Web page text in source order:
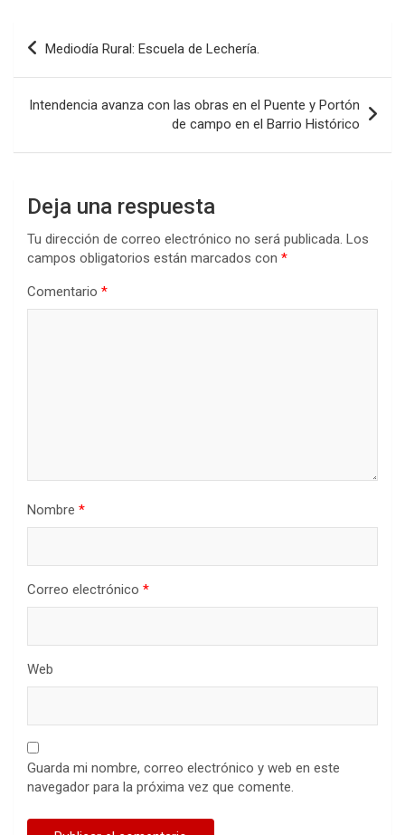
o
k
A
p
n
ar
Navegación
de
Mediodía Rural: Escuela de Lechería.
Intendencia avanza con las obras en el Puente y Portón
de campo en el Barrio Histórico
Deja una respuesta
Tu dirección de correo electrónico no será publicada. Los
campos obligatorios están marcados con *
Comentario *
Nombre *
Correo electrónico *
Web
Guarda mi nombre, correo electrónico y web en este
navegador para la próxima vez que comente.